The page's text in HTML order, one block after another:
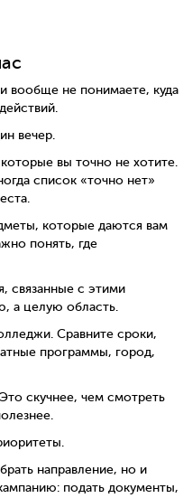
вообще не понимаете, куда
вечер.
вы точно не хотите.
список «точно нет»
которые даются вам
понять, где
связанные с этими
а целую область.
Сравните сроки,
программы, город,
скучнее, чем смотреть
направление, но и
подать документы,